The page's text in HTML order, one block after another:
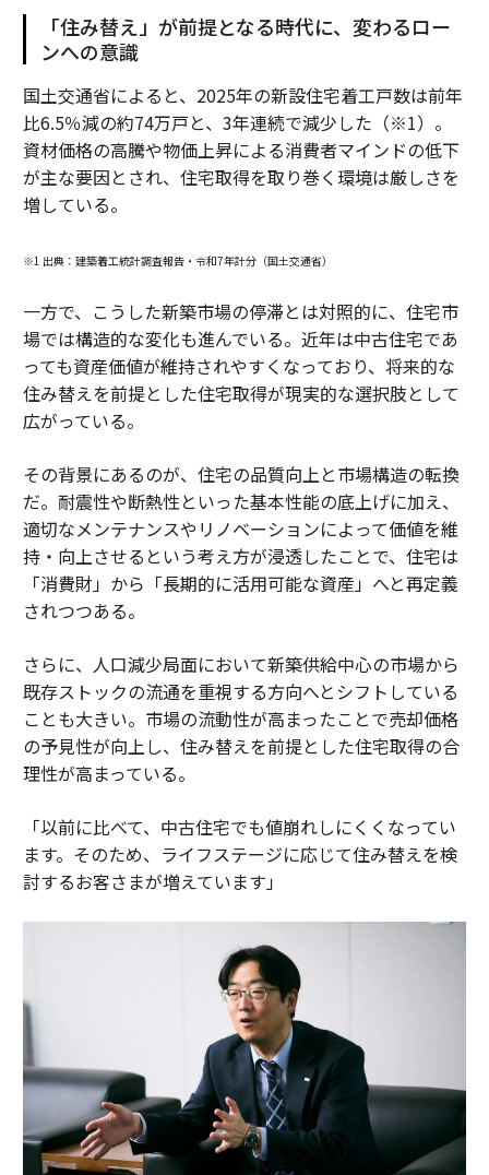
「住み替え」が前提となる時代に、変わるロー
ンへの意識
国土交通省によると、2025年の新設住宅着工戸数は前年
比6.5％減の約74万戸と、3年連続で減少した（※1）。
資材価格の高騰や物価上昇による消費者マインドの低下
が主な要因とされ、住宅取得を取り巻く環境は厳しさを
増している。
※1 出典：建築着工統計調査報告・令和7年計分（国土交通省）
一方で、こうした新築市場の停滞とは対照的に、住宅市
場では構造的な変化も進んでいる。近年は中古住宅であ
っても資産価値が維持されやすくなっており、将来的な
住み替えを前提とした住宅取得が現実的な選択肢として
広がっている。
その背景にあるのが、住宅の品質向上と市場構造の転換
だ。耐震性や断熱性といった基本性能の底上げに加え、
適切なメンテナンスやリノベーションによって価値を維
持・向上させるという考え方が浸透したことで、住宅は
「消費財」から「長期的に活用可能な資産」へと再定義
されつつある。
さらに、人口減少局面において新築供給中心の市場から
既存ストックの流通を重視する方向へとシフトしている
ことも大きい。市場の流動性が高まったことで売却価格
の予見性が向上し、住み替えを前提とした住宅取得の合
理性が高まっている。
「以前に比べて、中古住宅でも値崩れしにくくなってい
ます。そのため、ライフステージに応じて住み替えを検
討するお客さまが増えています」